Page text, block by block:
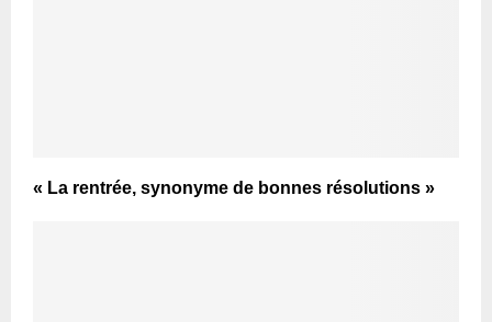
« La rentrée, synonyme de bonnes résolutions »